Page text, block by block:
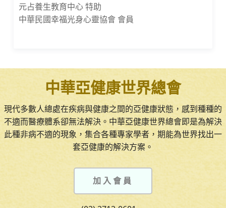
元占養生教育中心 特助
中華民國幸福光身心靈協會 會員
中華亞健康世界總會
現代多數人總處在疾病與健康之間的亞健康狀態，感到種種的
不適而醫療體系卻無法解決。中華亞健康世界總會即是為解決
此種非病不適的現象，集合各種專家學者，期能為世界找出一
套亞健康的解決方案。
加入會員